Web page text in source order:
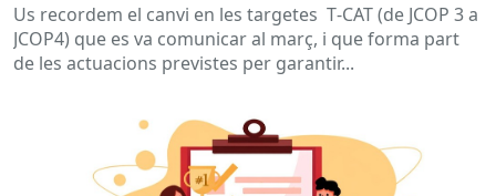
Us recordem el canvi en les targetes T‑CAT (de JCOP 3 a
JCOP4) que es va comunicar al març, i que forma part
de les actuacions previstes per garantir...